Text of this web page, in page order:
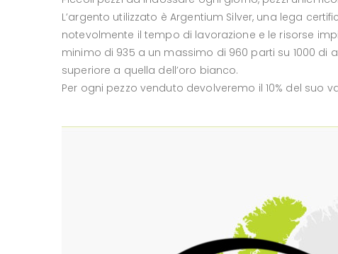
L’argento utilizzato è Argentium Silver, una lega
notevolmente il tempo di lavorazione e le risorse
minimo di 935 a un massimo di 960 parti su 1000
superiore a quella dell’oro bianco.
Per ogni pezzo venduto devolveremo il 10% del suo